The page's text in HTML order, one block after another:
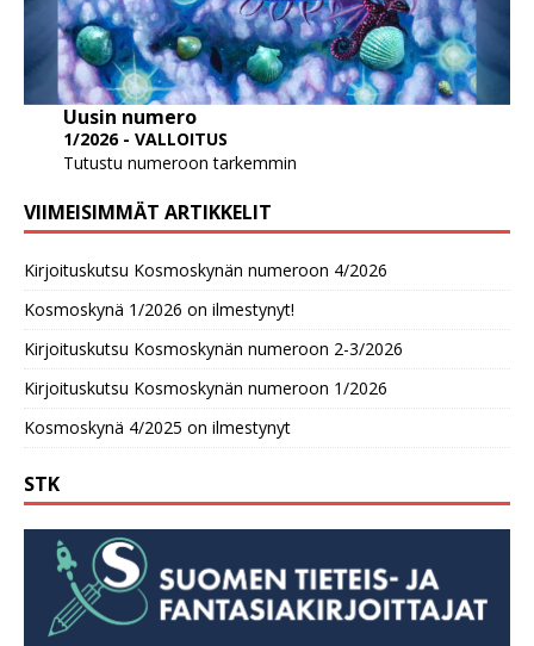
Uusin numero
1/2026 - VALLOITUS
Tutustu numeroon tarkemmin
VIIMEISIMMÄT ARTIKKELIT
Kirjoituskutsu Kosmoskynän numeroon 4/2026
Kosmoskynä 1/2026 on ilmestynyt!
Kirjoituskutsu Kosmoskynän numeroon 2-3/2026
Kirjoituskutsu Kosmoskynän numeroon 1/2026
Kosmoskynä 4/2025 on ilmestynyt
STK